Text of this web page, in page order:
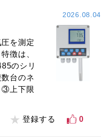
2026.08.04
を測定
徴は、
のシリ
台のネ
③上下限
登録する 0